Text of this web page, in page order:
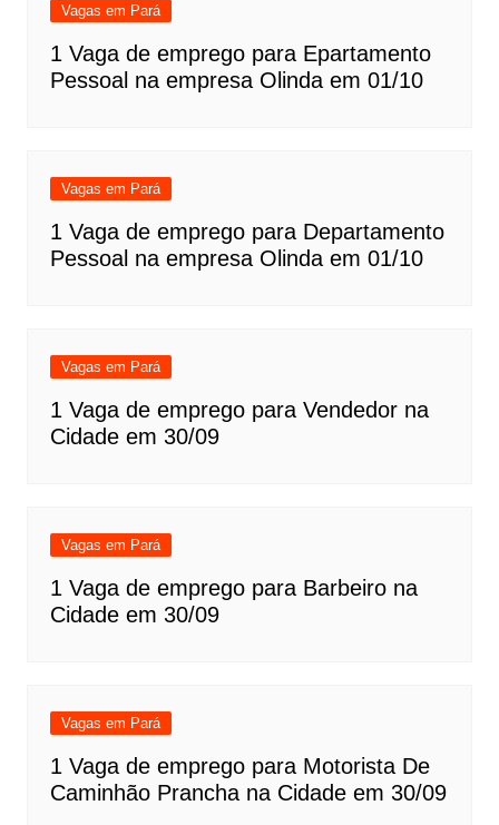
Vagas em Pará
1 Vaga de emprego para Epartamento
Pessoal na empresa Olinda em 01/10
Vagas em Pará
1 Vaga de emprego para Departamento
Pessoal na empresa Olinda em 01/10
Vagas em Pará
1 Vaga de emprego para Vendedor na
Cidade em 30/09
Vagas em Pará
1 Vaga de emprego para Barbeiro na
Cidade em 30/09
Vagas em Pará
1 Vaga de emprego para Motorista De
Caminhão Prancha na Cidade em 30/09